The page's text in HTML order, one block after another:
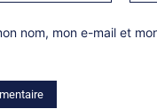
nom, mon e-mail et